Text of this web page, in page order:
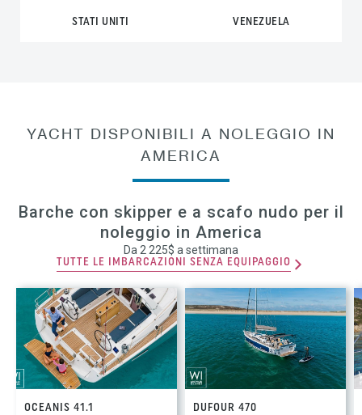
STATI UNITI VENEZUELA
YACHT DISPONIBILI A NOLEGGIO IN
AMERICA
Barche con skipper e a scafo nudo per il
noleggio in America
Da 2 225$ a settimana
TUTTE LE IMBARCAZIONI SENZA EQUIPAGGIO
OCEANIS 41.1 DUFOUR 470